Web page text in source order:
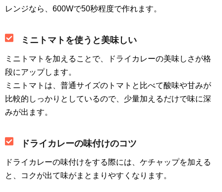
レンジなら、600Wで50秒程度で作れます。
ミニトマトを使うと美味しい
ミニトマトを加えることで、ドライカレーの美味しさが格
段にアップします。
ミニトマトは、普通サイズのトマトと比べて酸味や甘みが
比較的しっかりとしているので、少量加えるだけで味に深
みが出ます。
ドライカレーの味付けのコツ
ドライカレーの味付けをする際には、ケチャップを加える
と、コクが出て味がまとまりやすくなります。